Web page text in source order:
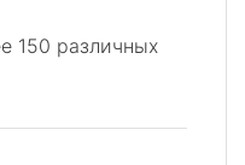
150 различных